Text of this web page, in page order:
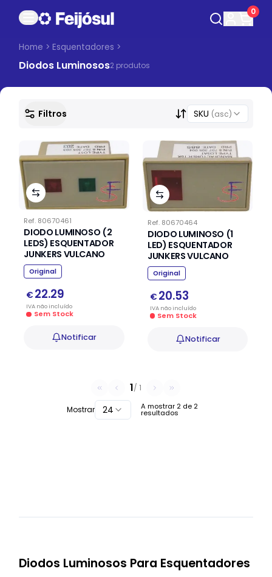
0
Home >Esquentadores >
Diodos Luminosos2 produtos
Filtros SKU (asc)
Ref. 80670461
DIODO LUMINOSO (2
LEDS) ESQUENTADOR
JUNKERS VULCANO
Original
€ 22.29
IVA nãoincluído
Sem Stock
Notificar
Ref. 80670464
DIODO LUMINOSO (1
LED) ESQUENTADOR
JUNKERS VULCANO
Original
€ 20.53
IVA nãoincluído
Sem Stock
Notificar
A mostrar 2de 2
resultados
1/1
Mostrar 24
Diodos Luminosos Para Esquentadores